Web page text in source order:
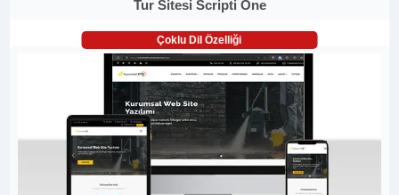
Tur Sitesi Scripti One
Çoklu Dil Özelliği